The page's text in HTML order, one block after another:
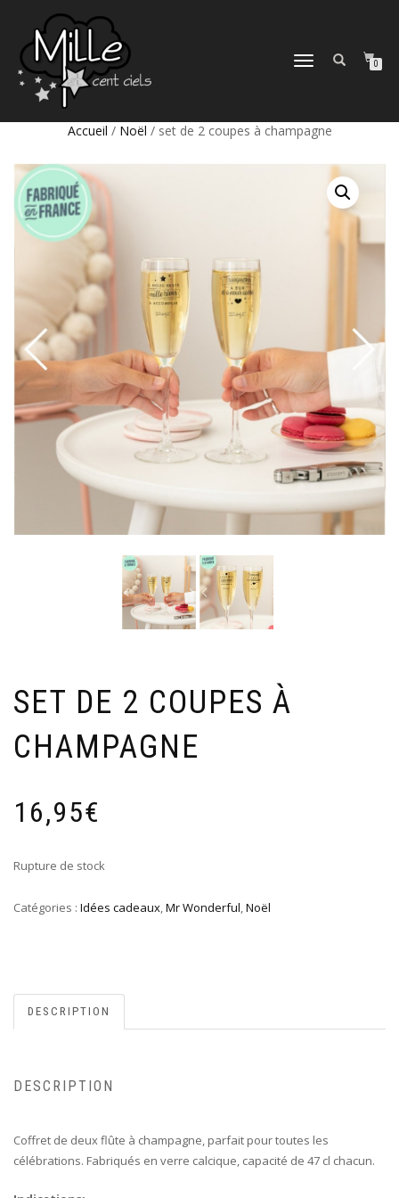
DÉPLIER
0
Accueil / Noël / set de 2 coupes à champagne
SET DE 2 COUPES À
CHAMPAGNE
16,95€
Rupture de stock
Catégories : Idées cadeaux,Mr Wonderful,Noël
DESCRIPTION
DESCRIPTION
Coffret de deux flûte à champagne, parfait pour toutes les
célébrations. Fabriqués en verre calcique, capacité de 47 cl chacun.